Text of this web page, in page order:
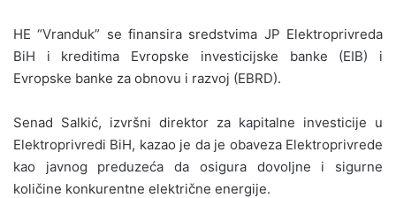
HE “Vranduk” se finansira sredstvima JP Elektroprivreda
BiH i kreditima Evropske investicijske banke (EIB) i
Evropske banke za obnovu i razvoj (EBRD).
Senad Salkić, izvršni direktor za kapitalne investicije u
Elektroprivredi BiH, kazao je da je obaveza Elektroprivrede
kao javnog preduzeća da osigura dovoljne i sigurne
količine konkurentne električne energije.